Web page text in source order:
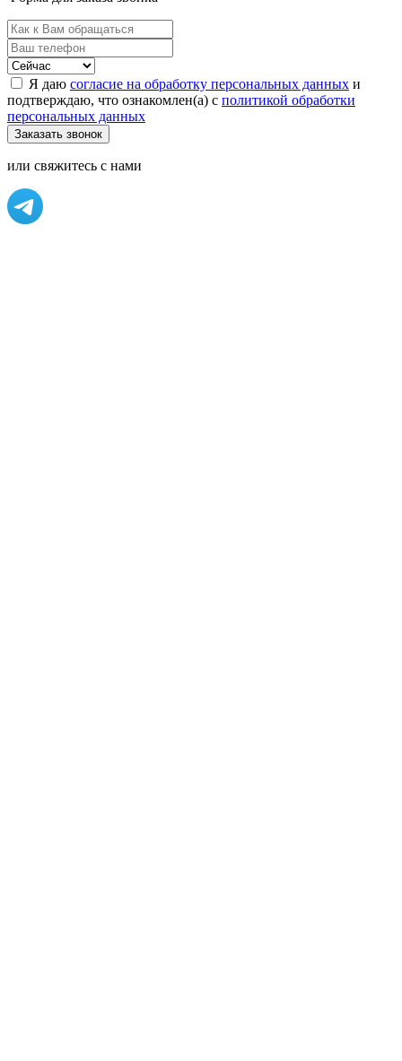
Я даю согласие на обработку персональных данных и
подтверждаю, что ознакомлен(а) с политикой обработки
персональных данных
или свяжитесь с нами